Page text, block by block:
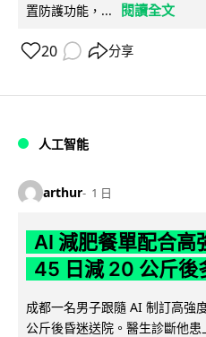
置防護功能，...
閱讀全文
20 分享
人工智能
arthur 1 日
AI 減肥餐單配合
45 日減 20 公斤後
成都一名男子跟隨 AI 制訂高強
公斤後昏迷送院。醫生診斷他